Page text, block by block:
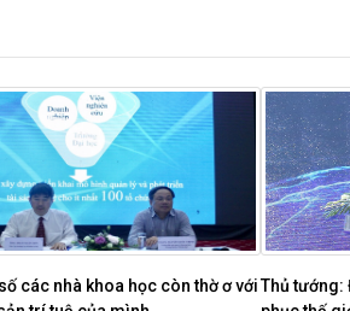
các nhà khoa học còn thờ ơ với Thủ tướng: